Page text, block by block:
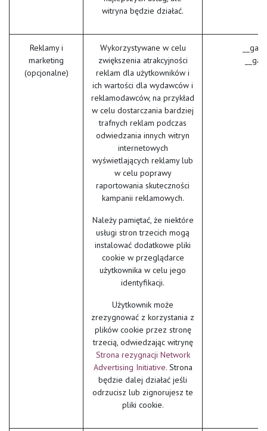
witryna będzie działać.
Reklamy i
marketing
(opcjonalne)
Wykorzystywane w celu
zwiększenia atrakcyjności
reklam dla użytkowników i
ich wartości dla wydawców i
reklamodawców, na przykład
w celu dostarczania bardziej
trafnych reklam podczas
odwiedzania innych witryn
internetowych
wyświetlających reklamy lub
w celu poprawy
raportowania skuteczności
kampanii reklamowych.
Należy pamiętać, że niektóre
usługi stron trzecich mogą
instalować dodatkowe pliki
cookie w przeglądarce
użytkownika w celu jego
identyfikacji.
Użytkownik może
zrezygnować z korzystania z
plików cookie przez stronę
trzecią, odwiedzając witrynę
Strona rezygnacji Network
Advertising Initiative. Strona
będzie dalej działać jeśli
odrzucisz lub zignorujesz te
pliki cookie.